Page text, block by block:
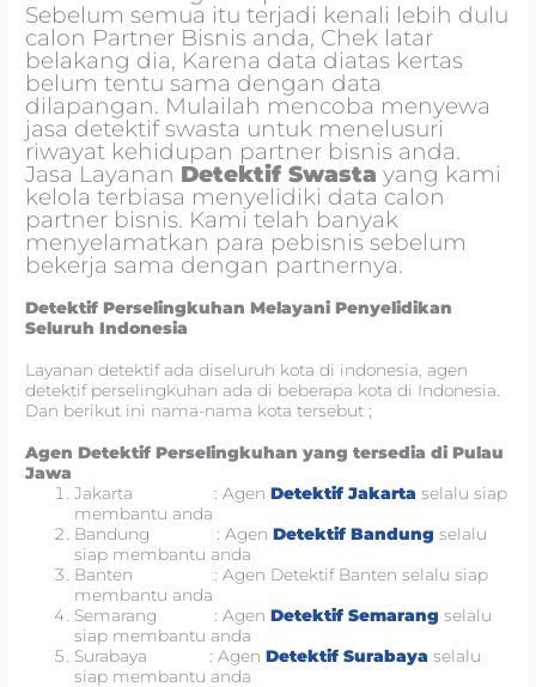
Sebelum semua itu terjadi kenali lebih dulu
calon Partner Bisnis anda, Chek latar
belakang dia, Karena data diatas kertas
belum tentu sama dengan data
dilapangan. Mulailah mencoba menyewa
jasa detektif swasta untuk menelusuri
riwayat kehidupan partner bisnis anda.
Jasa Layanan Detektif Swasta yang kami
kelola terbiasa menyelidiki data calon
partner bisnis. Kami telah banyak
menyelamatkan para pebisnis sebelum
bekerja sama dengan partnernya.
Detektif Perselingkuhan Melayani Penyelidikan
Seluruh Indonesia
Layanan detektif ada diseluruh kota di indonesia, agen
detektif perselingkuhan ada di beberapa kota di Indonesia.
Dan berikut ini nama-nama kota tersebut ;
Agen Detektif Perselingkuhan yang tersedia di Pulau
Jawa
Jakarta : AgenDetektif Jakarta selalu siap
membantu anda
Bandung : AgenDetektif Bandung selalu
siap membantu anda
Banten : Agen Detektif Banten selalu siap
membantu anda
Semarang : AgenDetektif Semarang selalu
siap membantu anda
Surabaya : AgenDetektif Surabaya selalu
siap membantu anda